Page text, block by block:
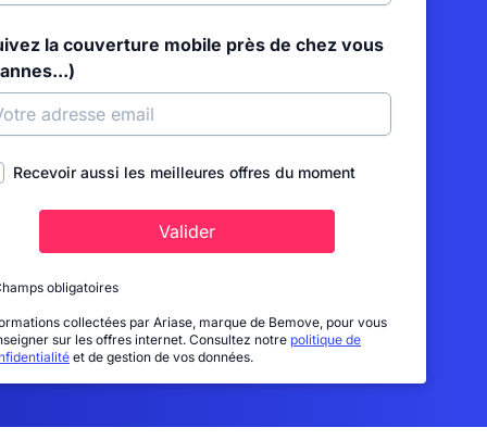
la couverture mobile près de chez vous
Recevoir aussi les meilleures offres du moment
Valider
obligatoires
collectées par Ariase, marque de Bemove, pour vous
sur les offres internet. Consultez notre politique de
et de gestion de vos données.